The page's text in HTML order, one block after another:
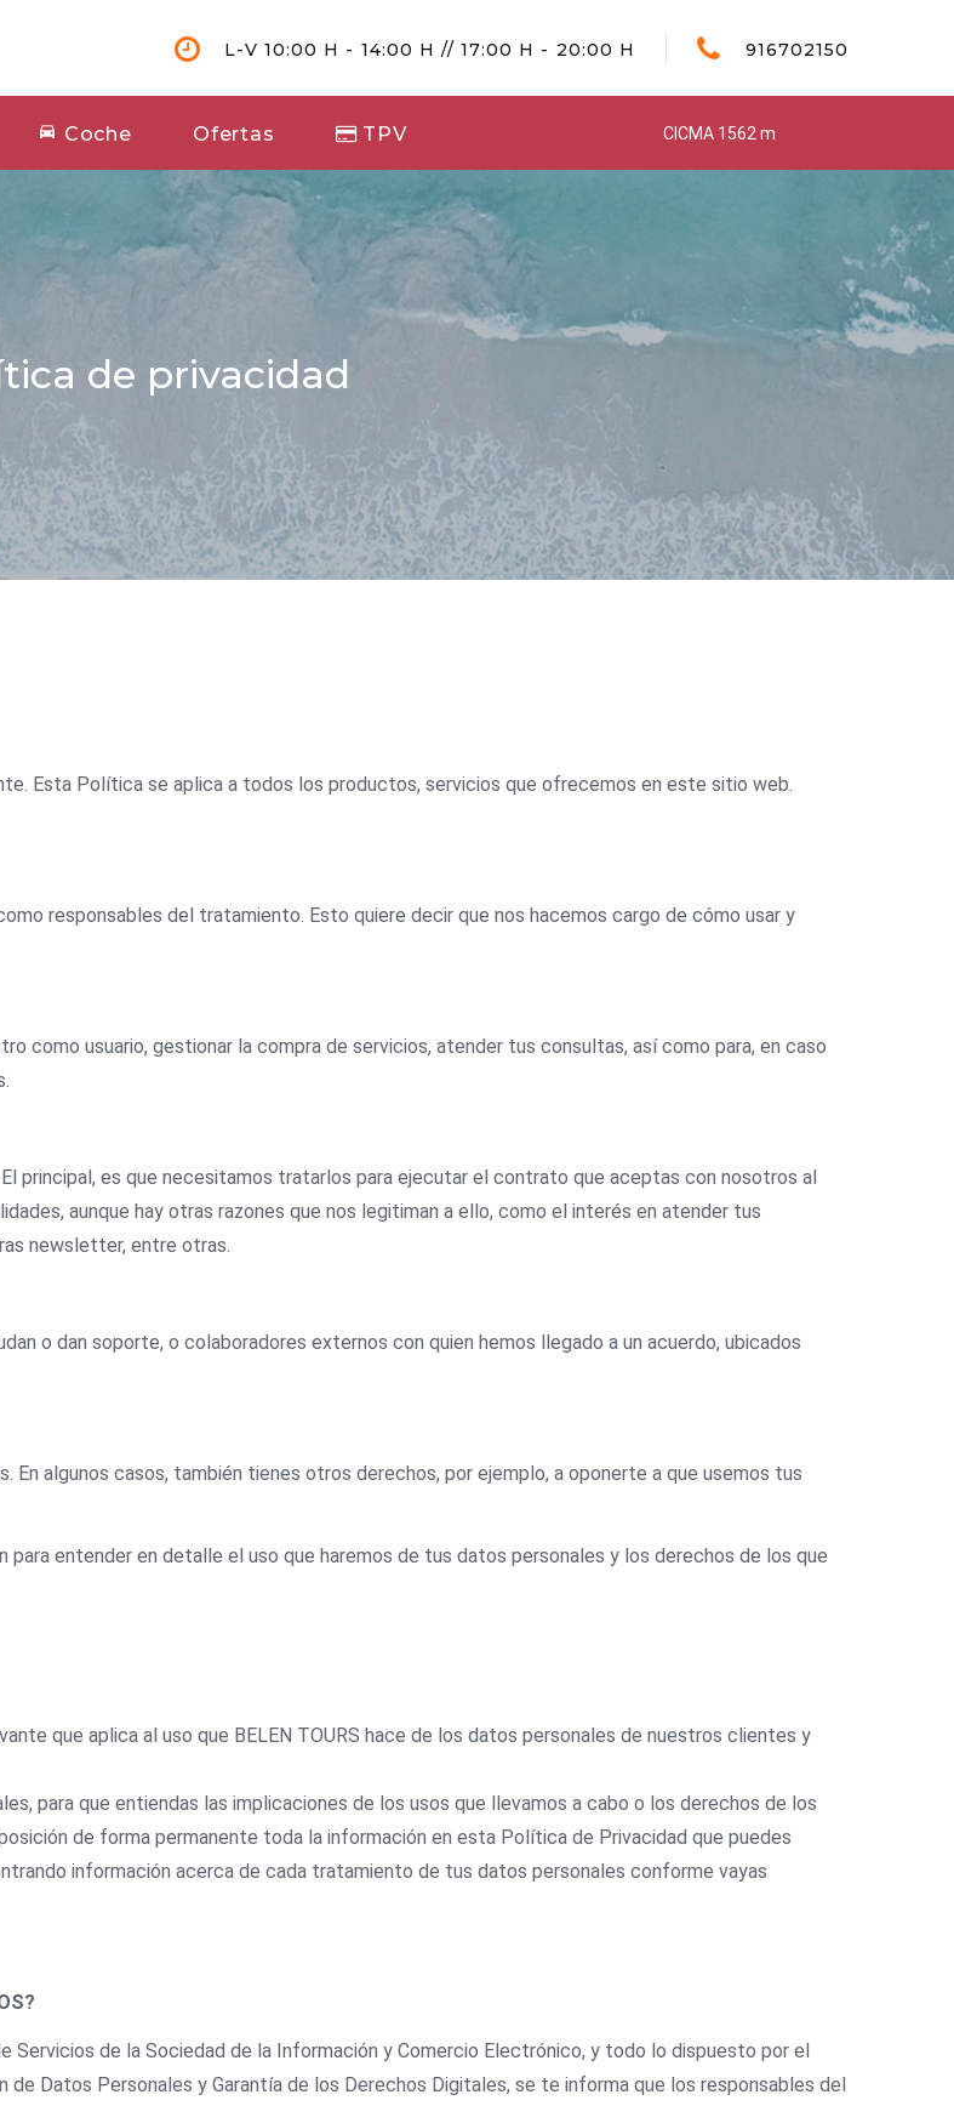
L-V 10:00 H - 14:00 H // 17:00 H - 20:00 H 916702150
CICMA 1562 m
Coche Ofertas TPV
de privacidad
Esta Política se aplica a todos los productos, servicios que ofrecemos en este sitio web.
responsables del tratamiento. Esto quiere decir que nos hacemos cargo de cómo usar y
como usuario, gestionar la compra de servicios, atender tus consultas, así como para, en caso
principal, es que necesitamos tratarlos para ejecutar el contrato que aceptas con nosotros al
aunque hay otras razones que nos legitiman a ello, como el interés en atender tus
newsletter, entre otras.
o dan soporte, o colaboradores externos con quien hemos llegado a un acuerdo, ubicados
algunos casos, también tienes otros derechos, por ejemplo, a oponerte a que usemos tus
entender en detalle el uso que haremos de tus datos personales y los derechos de los que
que aplica al uso que BELEN TOURS hace de los datos personales de nuestros clientes y
para que entiendas las implicaciones de los usos que llevamos a cabo o los derechos de los
de forma permanente toda la información en esta Política de Privacidad que puedes
información acerca de cada tratamiento de tus datos personales conforme vayas
de la Sociedad de la Información y Comercio Electrónico, y todo lo dispuesto por el
Datos Personales y Garantía de los Derechos Digitales, se te informa que los responsables del